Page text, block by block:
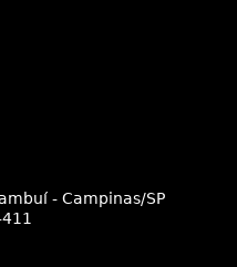
- Campinas/SP